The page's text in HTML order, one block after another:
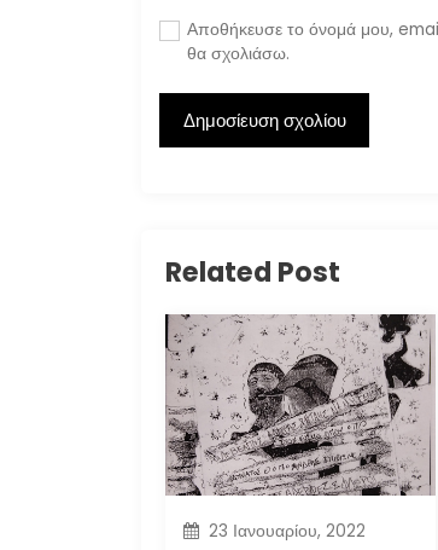
Αποθήκευσε το όνομά μου,
θα σχολιάσω.
Related Post
23 Ιανουαρίου, 2022